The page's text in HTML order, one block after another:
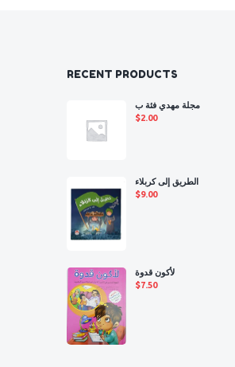
RECENT PRODUCTS
مجلة مهدي فئة ب
$2.00
الطريق إلى كربلاء
$9.00
لأكون قدوة
$7.50